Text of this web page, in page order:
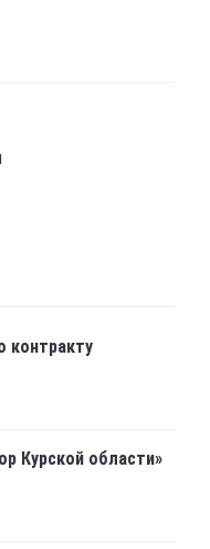
контракту
Курской области»